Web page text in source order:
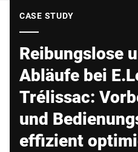
CASE STUDY
Reibungslose
Abläufe bei
Trélissac:
und
effizient